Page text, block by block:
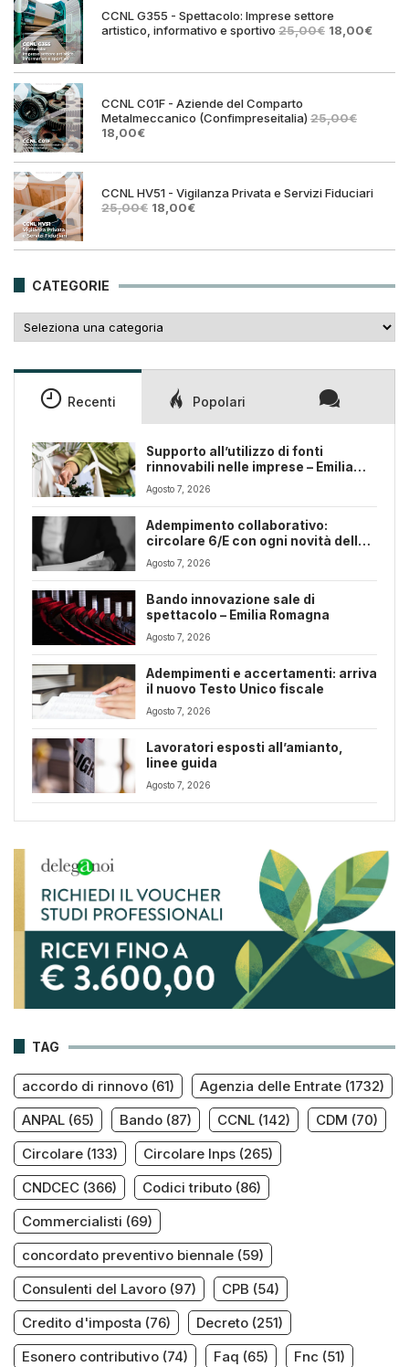
CCNL G355 - Spettacolo: Imprese settore
artistico, informativo e sportivo 25,00€ Il
era:
18,00€Il
è:
CCNL C01F - Aziende del Comparto
Metalmeccanico (Confimpreseitalia) 25,00€
Il
originale
25,00€.
18,00€Il
attuale
18,00€.
CCNL HV51 - Vigilanza Privata e Servizi Fiduciari
25,00€ Il
era:
18,00€Il
è:
CATEGORIE
Recenti Popolari
Supporto all’utilizzo di fonti
rinnovabili nelle imprese – Emilia
Romagna
Agosto 7, 2026
Adempimento collaborativo:
circolare 6/E con ogni novità della
riforma fiscale
Agosto 7, 2026
Bando innovazione sale di
spettacolo – Emilia Romagna
Agosto 7, 2026
Adempimenti e accertamenti: arriva
il nuovo Testo Unico fiscale
Agosto 7, 2026
Lavoratori esposti all’amianto,
linee guida
Agosto 7, 2026
TAG
accordo di rinnovo (61) Agenzia delle Entrate (1732)
ANPAL (65) Bando (87) CCNL (142) CDM (70)
Circolare (133) Circolare Inps (265)
CNDCEC (366) Codici tributo (86)
Commercialisti (69)
concordato preventivo biennale (59)
Consulenti del Lavoro (97) CPB (54)
Credito d'imposta (76) Decreto (251)
Esonero contributivo (74) Faq (65) Fnc (51)